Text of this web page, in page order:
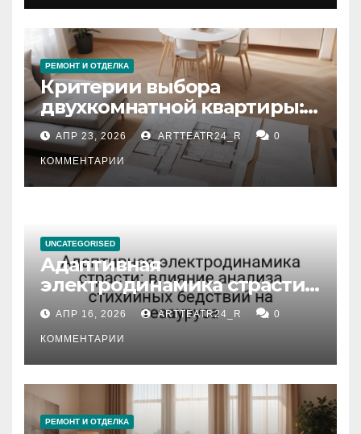
РЕМОНТ И ОТДЕЛКА
Критерии выбора
двухкомнатной квартиры:
планировка, площадь,
состояние и документация
АПР 23, 2026 ARTTEATR24_R 0
КОММЕНТАРИИ
UNCATEGORISED
Адаптивная
электродинамика страсти:
влияние анализа
стихийных бедствий на
тезауруса
АПР 16, 2026 ARTTEATR24_R 0
КОММЕНТАРИИ
РЕМОНТ И ОТДЕЛКА